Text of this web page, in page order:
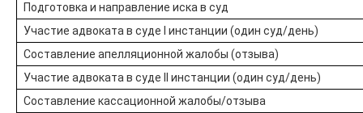
Подготовка и направление иска в суд
Участие адвоката в суде I инстанции (один суд/день)
Составление апелляционной жалобы (отзыва)
Участие адвоката в суде II инстанции (один суд/день)
Составление кассационной жалобы/отзыва